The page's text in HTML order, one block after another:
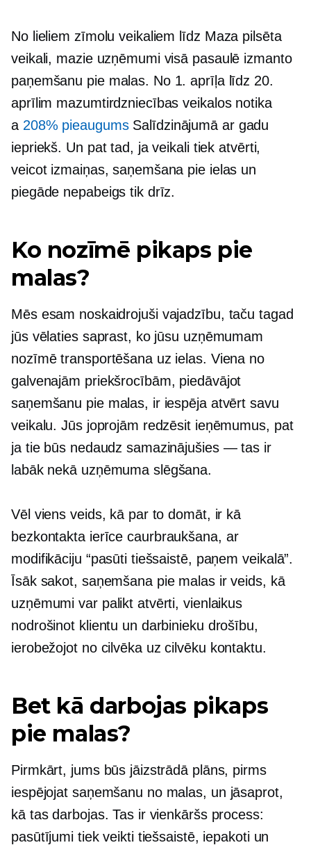
No lieliem zīmolu veikaliem līdz Maza pilsēta
veikali, mazie uzņēmumi visā pasaulē izmanto
paņemšanu pie malas. No 1. aprīļa līdz 20.
aprīlim mazumtirdzniecības veikalos notika
a 208% pieaugumsSalīdzinājumā ar gadu
iepriekš. Un pat tad, ja veikali tiek atvērti,
veicot izmaiņas, saņemšana pie ielas un
piegāde nepabeigs tik drīz.
Ko nozīmē pikaps pie
malas?
Mēs esam noskaidrojuši vajadzību, taču tagad
jūs vēlaties saprast, ko jūsu uzņēmumam
nozīmē transportēšana uz ielas. Viena no
galvenajām priekšrocībām, piedāvājot
saņemšanu pie malas, ir iespēja atvērt savu
veikalu. Jūs joprojām redzēsit ieņēmumus, pat
ja tie būs nedaudz samazinājušies — tas ir
labāk nekā uzņēmuma slēgšana.
Vēl viens veids, kā par to domāt, ir kā
bezkontakta ierīcecaurbraukšana, ar
modifikāciju “pasūti tiešsaistē, paņemveikalā”.
Īsāk sakot, saņemšana pie malas ir veids, kā
uzņēmumi var palikt atvērti, vienlaikus
nodrošinot klientu un darbinieku drošību,
ierobežojot no cilvēka uz cilvēku kontaktu.
Bet kā darbojas pikaps
pie malas?
Pirmkārt, jums būs jāizstrādā plāns, pirms
iespējojat saņemšanu no malas, un jāsaprot,
kā tas darbojas. Tas ir vienkāršs process:
pasūtījumi tiek veikti tiešsaistē, iepakoti un